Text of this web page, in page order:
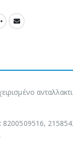
8200509516,